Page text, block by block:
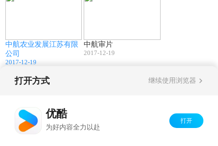
中航农业发展江苏有限
公司
2017-12-19
中航审片
2017-12-19
打开方式 继续使用浏览器
优酷
为好内容全力以赴
打开